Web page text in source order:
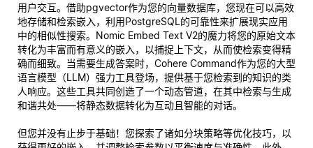
用户交互。借助pgvector作为您的向量数据库，您现在可以高效
地存储和检索嵌入，利用PostgreSQL的可靠性来扩展现实应用
中的相似性搜索。Nomic Embed Text V2的魔力将您的原始文本
转化为丰富而有意义的嵌入，以捕捉上下文，从而使检索变得精
确而细致。当需要生成答案时，Cohere Command作为您的大型
语言模型（LLM）强力工具登场，提供基于您检索到的知识的类
人响应。这些工具共同创造了一个动态管道，在其中检索与生成
和谐共处——将静态数据转化为互动且智能的对话。
但您并没有止步于基础！您探索了诸如分块策略等优化技巧，以